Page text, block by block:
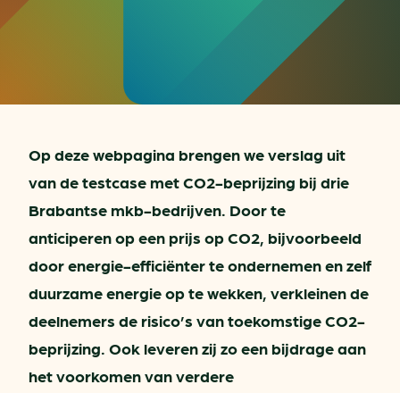
Op deze webpagina brengen we verslag uit
van de testcase met CO2-beprijzing bij drie
Brabantse mkb-bedrijven. Door te
anticiperen op een prijs op CO2, bijvoorbeeld
door energie-efficiënter te ondernemen en zelf
duurzame energie op te wekken, verkleinen de
deelnemers de risico’s van toekomstige CO2-
beprijzing. Ook leveren zij zo een bijdrage aan
het voorkomen van verdere